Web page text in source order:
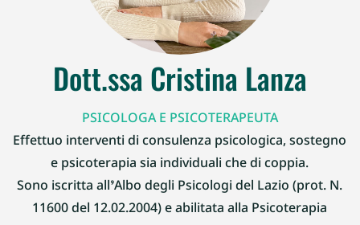
Dott.ssa Cristina Lanza
PSICOLOGA E PSICOTERAPEUTA
Effettuo interventi di consulenza psicologica, sostegno
e psicoterapia sia individuali che di coppia.
Sono iscritta all’Albo degli Psicologi del Lazio (prot. N.
11600 del 12.02.2004) e abilitata alla Psicoterapia